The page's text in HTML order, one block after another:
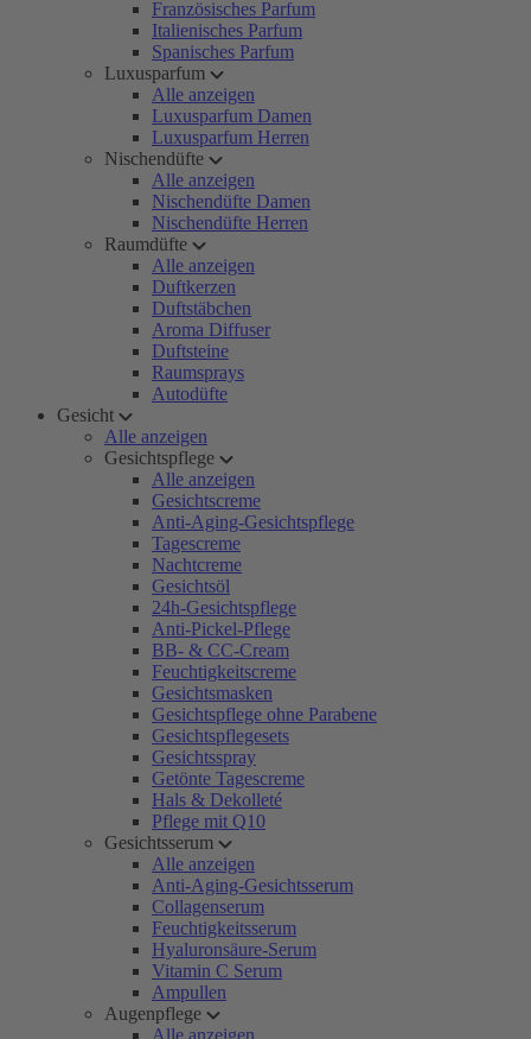
Französisches Parfum
Italienisches Parfum
Spanisches Parfum
Luxusparfum
Alle anzeigen
Luxusparfum Damen
Luxusparfum Herren
Nischendüfte
Alle anzeigen
Nischendüfte Damen
Nischendüfte Herren
Raumdüfte
Alle anzeigen
Duftkerzen
Duftstäbchen
Aroma Diffuser
Duftsteine
Raumsprays
Autodüfte
Gesicht
Alle anzeigen
Gesichtspflege
Alle anzeigen
Gesichtscreme
Anti-Aging-Gesichtspflege
Tagescreme
Nachtcreme
Gesichtsöl
24h-Gesichtspflege
Anti-Pickel-Pflege
BB- & CC-Cream
Feuchtigkeitscreme
Gesichtsmasken
Gesichtspflege ohne Parabene
Gesichtspflegesets
Gesichtsspray
Getönte Tagescreme
Hals & Dekolleté
Pflege mit Q10
Gesichtsserum
Alle anzeigen
Anti-Aging-Gesichtsserum
Collagenserum
Feuchtigkeitsserum
Hyaluronsäure-Serum
Vitamin C Serum
Ampullen
Augenpflege
Alle anzeigen